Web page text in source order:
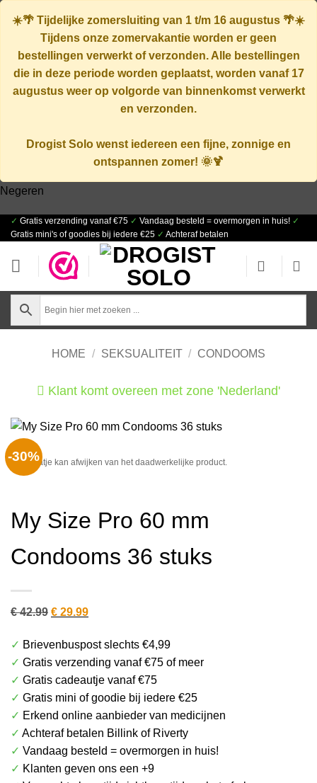
☀️🌴 Tijdelijke zomersluiting van 1 t/m 16 augustus 🌴☀️
Tijdens onze zomervakantie worden er geen
bestellingen verwerkt of verzonden. Alle bestellingen
die in deze periode worden geplaatst, worden vanaf 17
augustusweer op volgorde van binnenkomst verwerkt
en verzonden.
Drogist Solo wenst iedereen een fijne, zonnige en
ontspannen zomer! 🌞🍹
Negeren
Ga
naar
inhoud
✓ Gratis verzending vanaf €75 ✓ Vandaag besteld = overmorgen in huis! ✓
Gratis mini's of goodies bij iedere €25 ✓ Achteraf betalen
HOME / SEKSUALITEIT / CONDOOMS
Klant komt overeen met zone 'Nederland'
-30%
Het plaatje kan afwijken van het daadwerkelijke product.
My Size Pro 60 mm
Condooms 36 stuks
€42.99 Oorspronkelijke
was:
€ 42.99.
€ 29.99Huidige
is:
€ 29.99.
✓ Brievenbuspost slechts €4,99
✓ Gratis verzending vanaf €75 of meer
✓ Gratis cadeautje vanaf €75
✓ Gratis mini of goodie bij iedere €25
✓ Erkend online aanbieder van medicijnen
✓ Achteraf betalen Billink of Riverty
✓ Vandaag besteld = overmorgen in huis!
✓ Klanten geven ons een +9